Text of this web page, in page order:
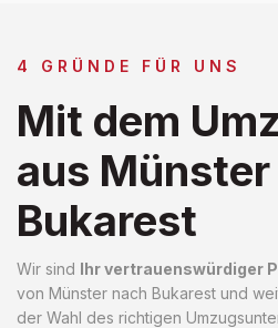
4 GRÜNDE FÜR UNS
Mit dem
aus
Bukarest
Wir sind Ihr vertrauenswürdiger
von Münster nach Bukarest und
der Wahl des richtigen